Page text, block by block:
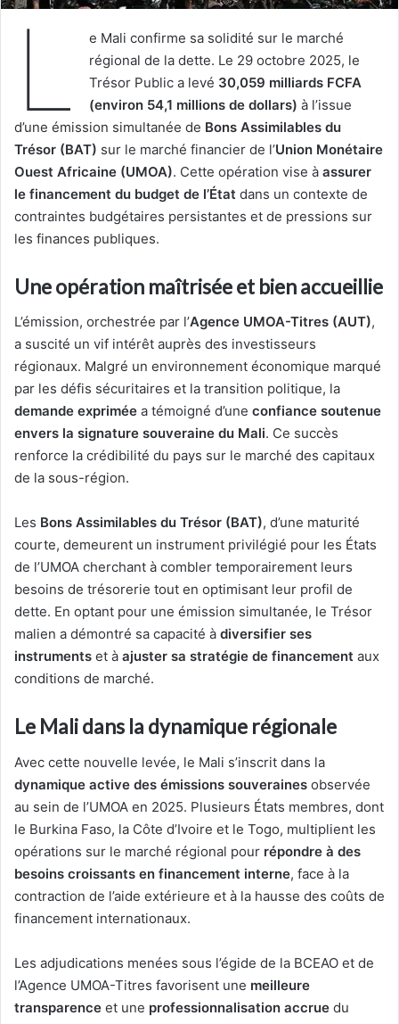
L
e Mali confirme sa solidité sur le marché
régional de la dette. Le 29 octobre 2025, le
Trésor Public a levé 30,059 milliards FCFA
(environ 54,1 millions de dollars) à l’issue
d’une émission simultanée de Bons Assimilables du
Trésor (BAT) sur le marché financier de l’Union Monétaire
Ouest Africaine (UMOA). Cette opération vise à assurer
le financement du budget de l’État dans un contexte de
contraintes budgétaires persistantes et de pressions sur
les finances publiques.
Une opération maîtrisée et bien accueillie
L’émission, orchestrée par l’Agence UMOA-Titres (AUT),
a suscité un vif intérêt auprès des investisseurs
régionaux. Malgré un environnement économique marqué
par les défis sécuritaires et la transition politique, la
demande exprimée a témoigné d’une confiance soutenue
envers la signature souveraine du Mali. Ce succès
renforce la crédibilité du pays sur le marché des capitaux
de la sous-région.
Les Bons Assimilables du Trésor (BAT), d’une maturité
courte, demeurent un instrument privilégié pour les États
de l’UMOA cherchant à combler temporairement leurs
besoins de trésorerie tout en optimisant leur profil de
dette. En optant pour une émission simultanée, le Trésor
malien a démontré sa capacité à diversifier ses
instruments et à ajuster sa stratégie de financement aux
conditions de marché.
Le Mali dans la dynamique régionale
Avec cette nouvelle levée, le Mali s’inscrit dans la
dynamique active des émissions souveraines observée
au sein de l’UMOA en 2025. Plusieurs États membres, dont
le Burkina Faso, la Côte d’Ivoire et le Togo, multiplient les
opérations sur le marché régional pour répondre à des
besoins croissants en financement interne, face à la
contraction de l’aide extérieure et à la hausse des coûts de
financement internationaux.
Les adjudications menées sous l’égide de la BCEAO et de
l’Agence UMOA-Titres favorisent une meilleure
transparence et une professionnalisation accrue du